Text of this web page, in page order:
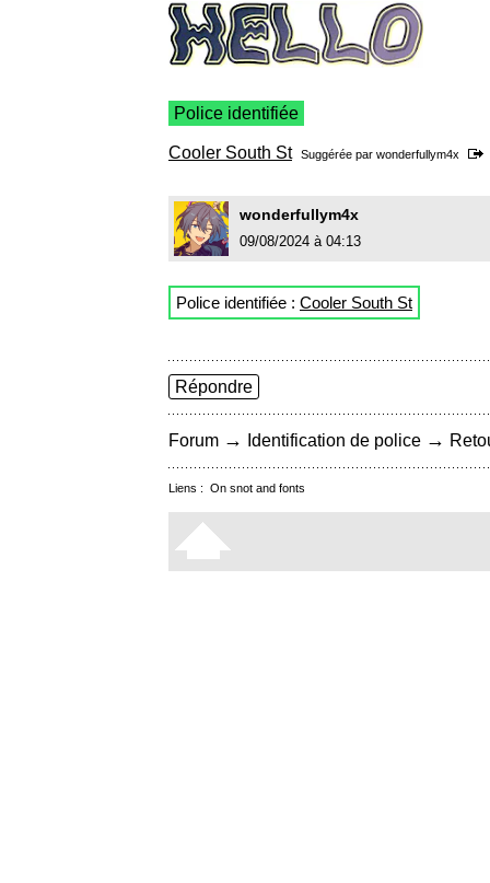
Police identifiée
Cooler South St Suggérée par wonderfullym4x
wonderfullym4x
09/08/2024 à 04:13
Police identifiée : Cooler South St
Répondre
Forum → Identification de police →
Liens : On snot and fonts